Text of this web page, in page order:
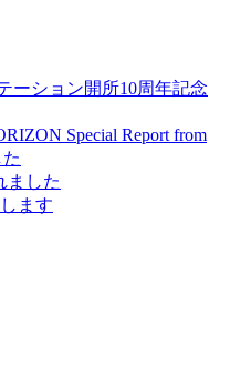
ーション開所10周年記念
Special Report from
ました
ます